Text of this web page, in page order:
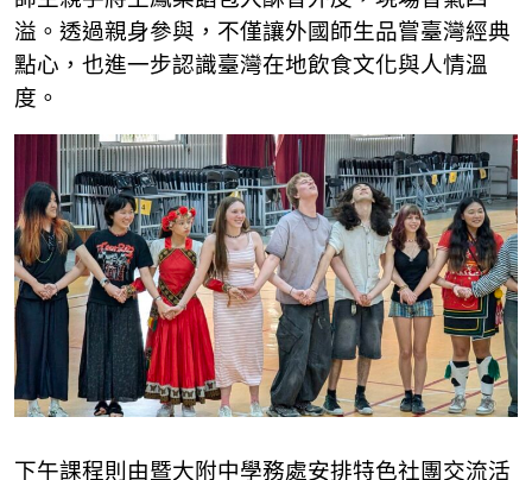
溢。透過親身參與，不僅讓外國師生品嘗臺灣經典
點心，也進一步認識臺灣在地飲食文化與人情溫
度。
下午課程則由暨大附中學務處安排特色社團交流活